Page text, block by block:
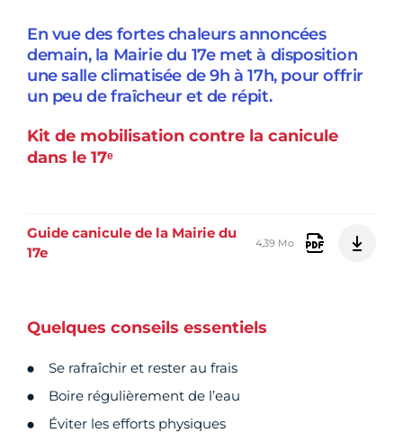
En vue des fortes chaleurs annoncées
demain, la Mairie du 17e met à disposition
une salle climatisée de 9h à 17h, pour offrir
un peu de fraîcheur et de répit.
Kit de mobilisation contre la canicule
dans le 17ᵉ
Guide canicule de la Mairie du
17e
4,39 Mo
Quelques conseils essentiels
Se rafraîchir et rester au frais
Boire régulièrement de l’eau
Éviter les efforts physiques